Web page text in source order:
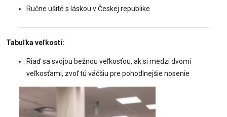
Ručne ušité s láskou v Českej republike
Tabuľka veľkostí:
Riaď sa svojou bežnou veľkosťou, ak si medzi dvomi
veľkosťami, zvoľ tú väčšiu pre pohodlnejšie nosenie